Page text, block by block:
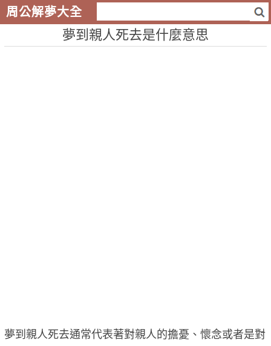
周公解夢大全
夢到親人死去是什麼意思
夢到親人死去通常代表著對親人的擔憂、懷念或者是對